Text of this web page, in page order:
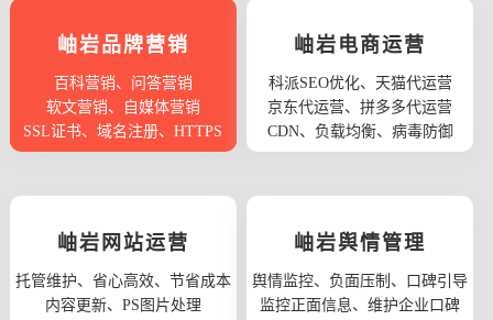
岫岩品牌营销
百科营销、问答营销
软文营销、自媒体营销
SSL证书、域名注册、HTTPS
岫岩电商运营
科派SEO优化、天猫代运营
京东代运营、拼多多代运营
CDN、负载均衡、病毒防御
岫岩网站运营
托管维护、省心高效、节省成本
内容更新、PS图片处理
岫岩舆情管理
舆情监控、负面压制、口碑引导
监控正面信息、维护企业口碑